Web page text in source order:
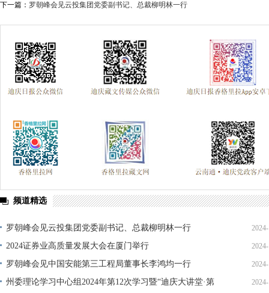
下一篇： 罗朝峰会见云投集团党委副书记、总裁柳明林一行
频道精选
罗朝峰会见云投集团党委副书记、总裁柳明林一行
2024证券业高质量发展大会在厦门举行
罗朝峰会见中国安能第三工程局董事长李鸿均一行
州委理论学习中心组2024年第12次学习暨“迪庆大讲堂·第